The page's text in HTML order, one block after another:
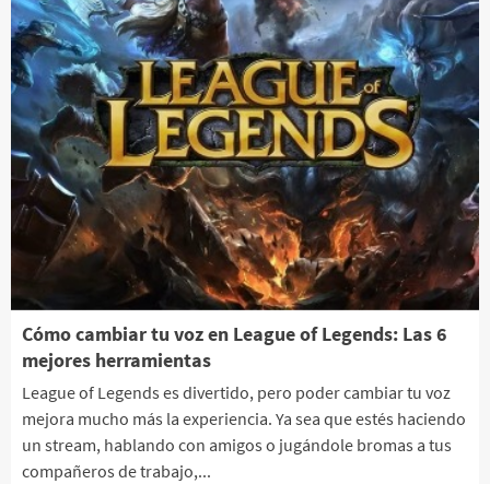
Cómo cambiar tu voz en League of Legends: Las 6
mejores herramientas
League of Legends es divertido, pero poder cambiar tu voz
mejora mucho más la experiencia. Ya sea que estés haciendo
un stream, hablando con amigos o jugándole bromas a tus
compañeros de trabajo,...